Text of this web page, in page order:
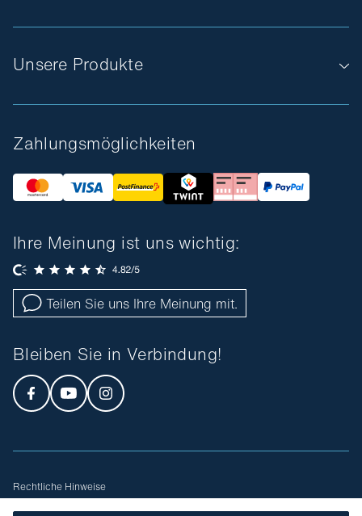
Unsere Produkte
Zahlungsmöglichkeiten
Ihre Meinung ist uns wichtig:
Teilen Sie uns Ihre Meinung mit.
Bleiben Sie in Verbindung!
Rechtliche Hinweise